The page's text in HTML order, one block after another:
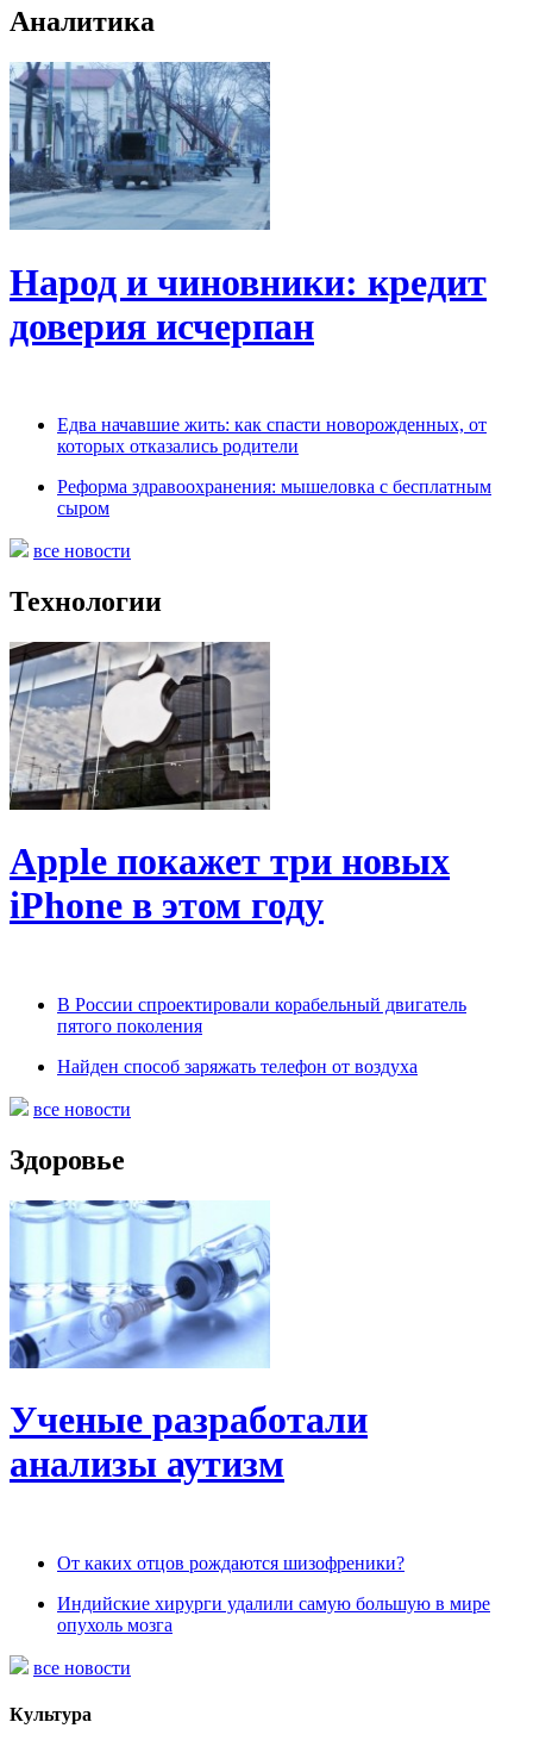
Аналитика
Народ и чиновники: кредит
доверия исчерпан
Едва начавшие жить: как спасти новорожденных, от
которых отказались родители
Реформа здравоохранения: мышеловка с бесплатным
сыром
все новости
Технологии
Apple покажет три новых
iPhone в этом году
В России спроектировали корабельный двигатель
пятого поколения
Найден способ заряжать телефон от воздуха
все новости
Здоровье
Ученые разработали
анализы аутизм
От каких отцов рождаются шизофреники?
Индийские хирурги удалили самую большую в мире
опухоль мозга
все новости
Культура